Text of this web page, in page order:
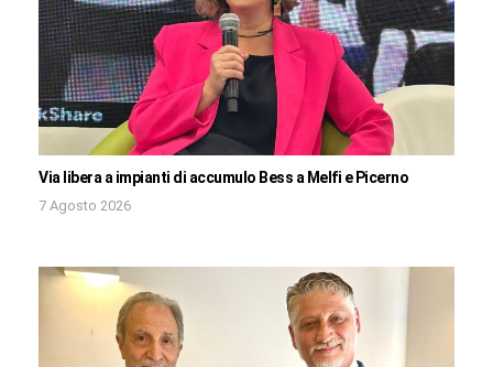
Via libera a impianti di accumulo Bess a Melfi e Picerno
7 Agosto 2026